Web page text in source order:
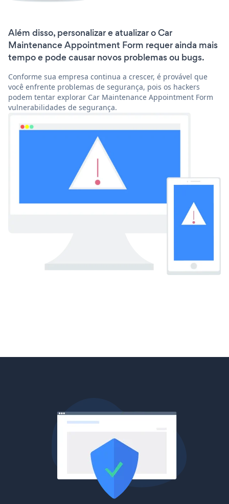
Além disso, personalizar e atualizar o Car
Maintenance Appointment Form requer ainda mais
tempo e pode causar novos problemas ou bugs.
Conforme sua empresa continua a crescer, é provável que
você enfrente problemas de segurança, pois os hackers
podem tentar explorar Car Maintenance Appointment Form
vulnerabilidades de segurança.